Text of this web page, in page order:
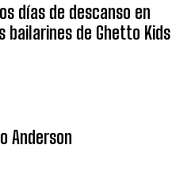
días de descanso en
bailarines de Ghetto Kids
Anderson